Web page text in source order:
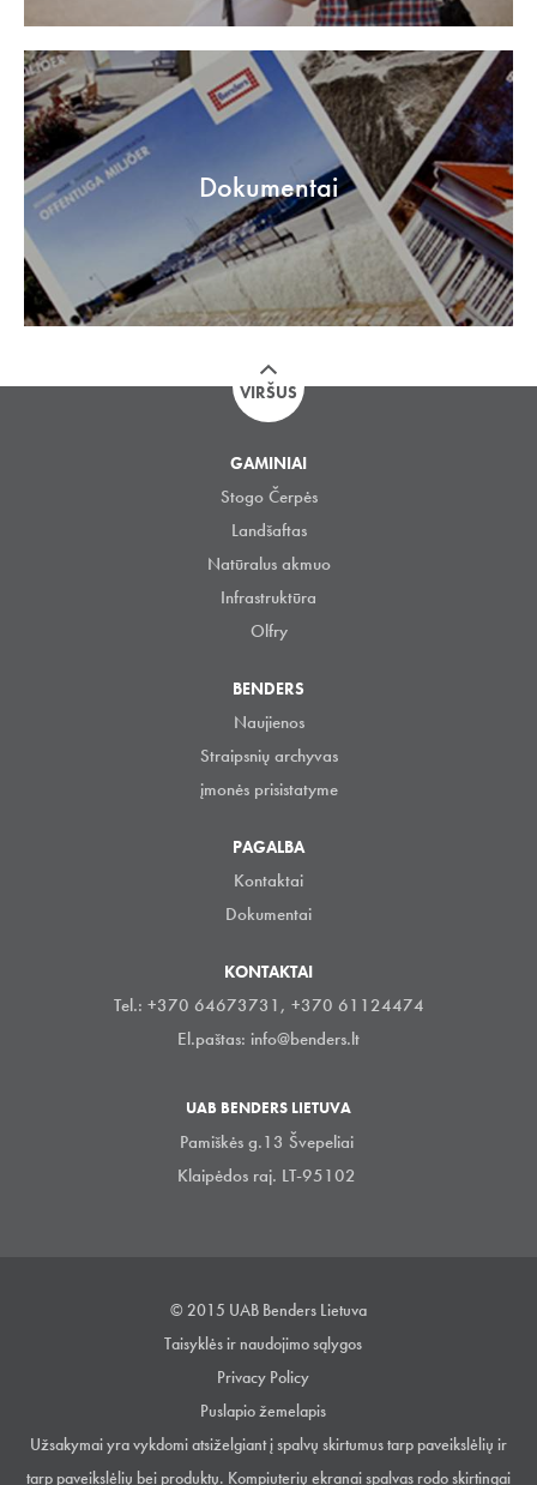
Dokumentai
VIRŠUS
GAMINIAI
Stogo Čerpės
Landšaftas
Natūralus akmuo
Infrastruktūra
Olfry
BENDERS
Naujienos
Straipsnių archyvas
įmonės prisistatyme
PAGALBA
Kontaktai
Dokumentai
KONTAKTAI
Tel.: +370 64673731, +370 61124474
El.paštas: info@benders.lt
UAB BENDERS LIETUVA
Pamiškės g.13 Švepeliai
Klaipėdos raj. LT-95102
© 2015 UAB Benders Lietuva
Taisyklės ir naudojimo sąlygos
Privacy Policy
Puslapio žemelapis
Užsakymai yra vykdomi atsiželgiant į spalvų skirtumus tarp paveikslėlių ir
tarp paveikslėlių bei produktų. Kompiuterių ekranai spalvas rodo skirtingai